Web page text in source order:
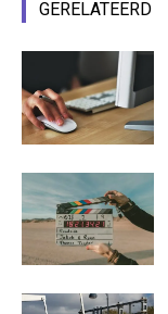
GERELATEERD